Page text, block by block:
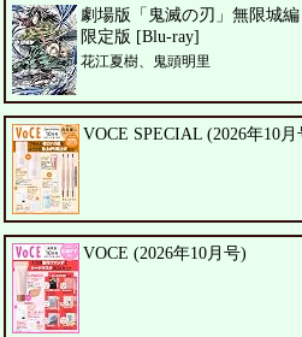
劇場版「鬼滅の刃」無限城
限定版 [Blu-ray]
花江夏樹、鬼頭明里
VOCE SPECIAL (2026年10月
VOCE (2026年10月号)